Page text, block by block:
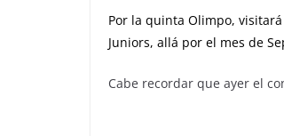
Por la quinta Olimpo,
Juniors, allá por el mes de
Cabe recordar que ayer el